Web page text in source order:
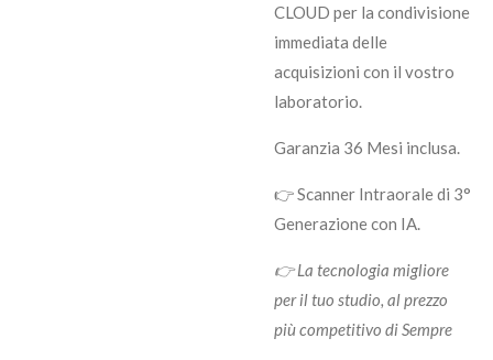
CLOUD per la condivisione
immediata delle
acquisizioni con il vostro
laboratorio.
Garanzia 36 Mesi inclusa.
👉 Scanner Intraorale di 3°
Generazione con IA.
👉 La tecnologia migliore
per il tuo studio, al prezzo
più competitivo di Sempre